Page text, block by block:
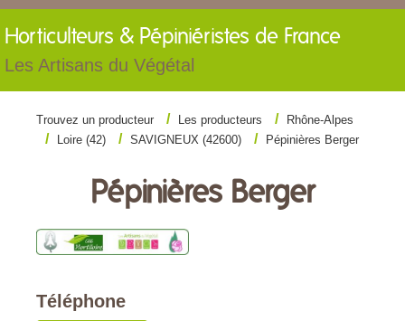
Horticulteurs & Pépiniéristes de France
Les Artisans du Végétal
Trouvez un producteur Les producteurs
Rhône-Alpes
Loire (42)
SAVIGNEUX (42600) Pépinières Berger
Pépinières Berger
Téléphone